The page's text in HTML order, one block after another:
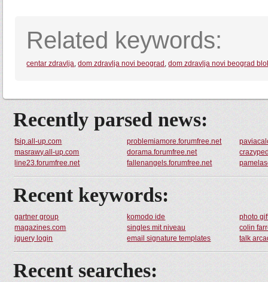
Related keywords:
centar zdravlja,dom zdravlja novi beograd ,dom zdravlja novi beograd
Recently parsed news:
fsip.all-up.com problemiamore.forumfree.net
masrawy.all-up.com
dorama.forumfree.net
line23.forumfree.net
fallenangels.forumfree.net
Recent keywords:
gartner group komodo ide
photo
magazines.com
singles mit niveau
colin
jquery login
email signature templates talk
Recent searches: